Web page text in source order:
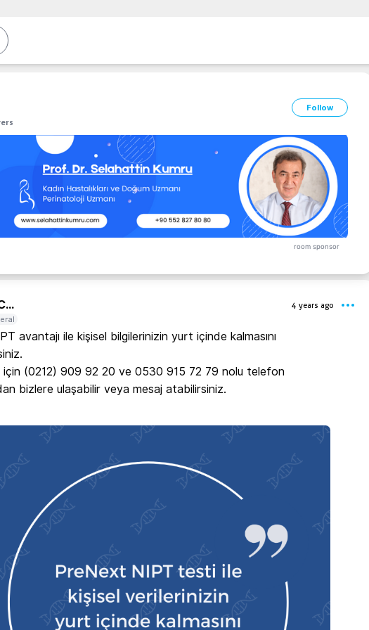
Follow
room sponsor
4 years ago
avantajı ile kişisel bilgilerinizin yurt içinde kalmasını
için (0212) 909 92 20 ve 0530 915 72 79 nolu telefon